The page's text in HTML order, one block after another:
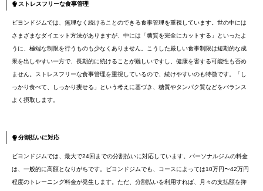
ストレスフリーな食事管理
ビヨンドジムでは、無理なく続けることのできる食事管理を重視しています。世の中には
さまざまなダイエット方法がありますが、中には「糖質を完全にカットする」といったよ
うに、極端な制限を行うものも少なくありません。こうした厳しい食事制限は短期的な成
果を出しやすい一方で、長期的に続けることが難しいですし、健康を害する可能性も否め
ません。ストレスフリーな食事管理を重視しているので、続けやすいのも特徴です。「し
っかり食べて、しっかり痩せる」という考えに基づき、糖質やタンパク質などをバランス
よく摂取します。
分割払いに対応
ビヨンドジムでは、最大で24回までの分割払いに対応しています。パーソナルジムの料金
は、一般的に高額となりがちです。ビヨンドジムでも、コースによっては10万円〜42万円
程度のトレーニング料金が発生します。ただ、分割払いを利用すれば、月々の支払額を抑